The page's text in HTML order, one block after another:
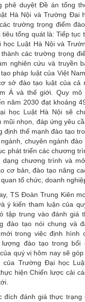
phê duyệt Đề án tổng
Hà Nội và Trường Đại
trường trọng điểm
tổng quát là: Tiếp tục
Luật Hà Nội và
các trường trọng
nghiên cứu và truyền
pháp luật của Việt
sở đào tạo luật của cả
Á và thế giới. Quy
năm 2030 đạt khoảng
học Luật Hà Nội sẽ
mũi nhọn, đáp ứng yêu
định thế mạnh đào tạo
chuyên ngành
phát triển các chương
dạng chương trình và
cơ bản, đào tạo nâng
tổ chức, doanh
TS Đoàn Trung Kiên
ý kiến tham luận của
tập trung vào đánh giá
đào tạo nói chung và
trong việc định hình
đào tạo trong bối
quý vị hôm nay sẽ
Trường Đại học
hiện Chiến lược cải
đích đánh giá thực trạng